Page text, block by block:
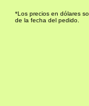
*Los precios en dólares
de la fecha del pedido.